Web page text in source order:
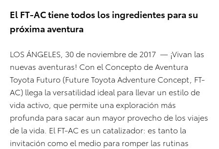
El FT-AC tiene todos los ingredientes para su
próxima aventura
LOS ÁNGELES, 30 de noviembre de 2017 — ¡Vivan las
nuevas aventuras! Con el Concepto de Aventura
Toyota Futuro (Future Toyota Adventure Concept, FT-
AC) llega la versatilidad ideal para llevar un estilo de
vida activo, que permite una exploración más
profunda para sacar aun mayor provecho de los viajes
de la vida. El FT-AC es un catalizador: es tanto la
invitación como el medio para romper las rutinas